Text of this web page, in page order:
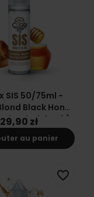
SIS 50/75ml -
Black Honey
Blond Miel Noir)
29,90 zł
au panier
favorite_border